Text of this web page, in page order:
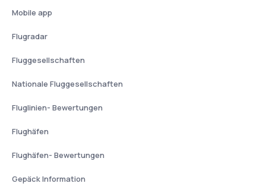
Mobile app
Flugradar
Fluggesellschaften
Nationale Fluggesellschaften
Fluglinien- Bewertungen
Flughäfen
Flughäfen- Bewertungen
Gepäck Information